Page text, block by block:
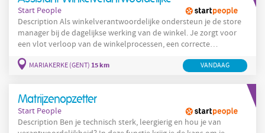
Start People
Description Als winkelverantwoordelijke ondersteun je de store
manager bij de dagelijkse werking van de winkel. Je zorgt voor
een vlot verloop van de winkelprocessen, een correcte
uitvoering van procedures en een sterke service naar klanten en
medewerkers. Jouw taken: Ondersteunen in dagelijks
MARIAKERKE (GENT) 15 km VANDAAG
Matrijzenopzetter
Start People
Description Ben je technisch sterk, leergierig en hou je van